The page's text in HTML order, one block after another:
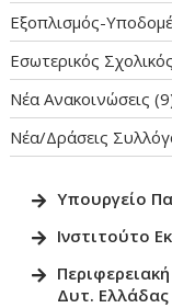
Εξοπλισμός-
Εσωτερικός
Νέα Ανακοινώσεις
Νέα/Δράσεις
Υπουργείο
Ινστιτούτο
Δυτ. Ελλάδας